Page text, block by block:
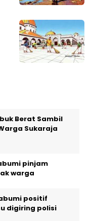
Berat Sambil
Sukaraja
pinjam
warga
positif
digiring polisi